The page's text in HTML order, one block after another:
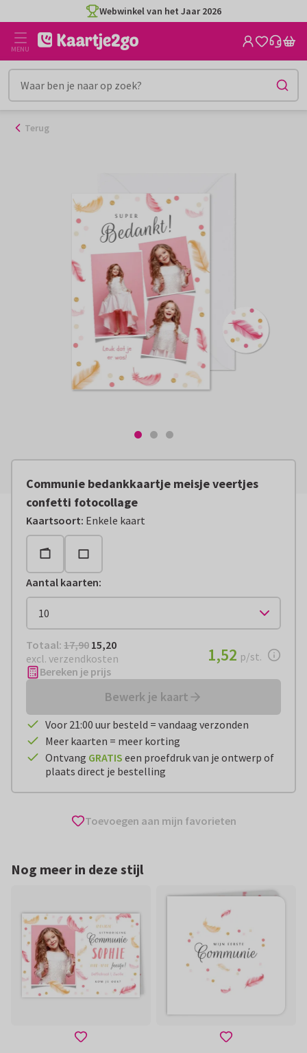
naar
inhoud
Webwinkel van het Jaar 2026
MENU
Terug
Communie bedankkaartje meisje veertjes
confetti fotocollage
Kaartsoort: Enkele kaart
Aantal kaarten:
Totaal: € 15,20
Totaal: 17,90 15,20
excl. verzendkosten
€ 1,52per stuk
1,52 p/st.
Bereken je prijs
Bewerk je kaart
Voor 21:00 uur besteld = vandaag verzonden
Meer kaarten = meer korting
Ontvang GRATIS een proefdruk van je ontwerp of
plaats direct je bestelling
Toevoegen aan mijn favorieten
Nog meer in deze stijl